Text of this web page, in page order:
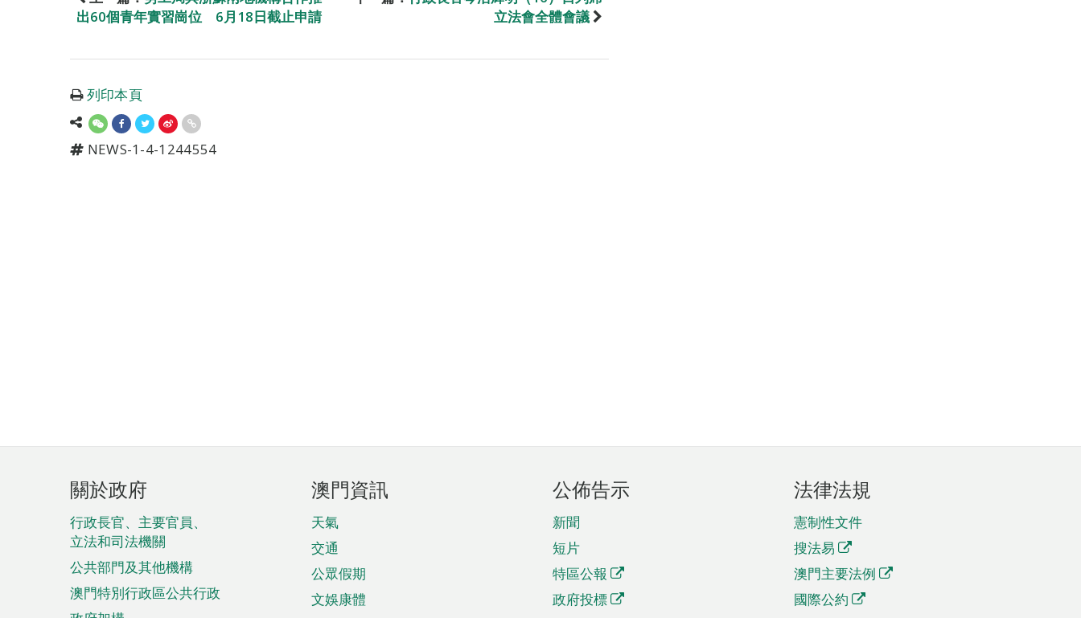
出60個青年實習崗位 6月18日截止申請
立法會全體會議
列印本頁
NEWS-1-4-1244554
頁
腳
菜
單
關於政府
行政長官、主要官員、
立法和司法機關
公共部門及其他機構
澳門特別行政區公共行政
澳門資訊
天氣
交通
公眾假期
文娛康體
公佈告示
新聞
短片
特區公報
政府投標
法律法規
憲制性文件
搜法易
澳門主要法例
國際公約